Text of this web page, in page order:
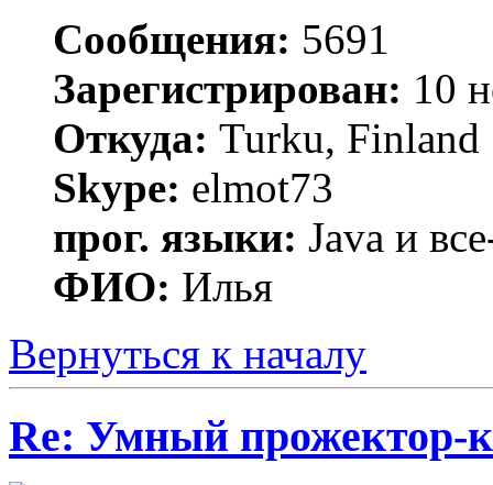
Сообщения: 5691
Зарегистрирован: 10
Откуда: Turku, Finland
Skype: elmot73
прог. языки: Java и
ФИО: Илья
Вернуться к началу
Re: Умный прожектор-